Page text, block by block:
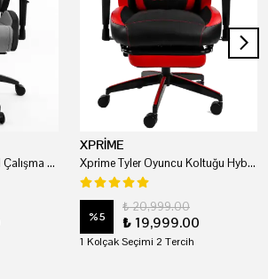
Xprime Soft Profesyonel Çalışma Ve Oyuncu Koltuğu
XPRİME
Xprime Tyler Oyuncu Koltuğu Hybrid Kumaş Kırmızı
%5
₺ 20,999.00
₺ 19,999.00
1 Kolçak Seçimi 2 Tercih